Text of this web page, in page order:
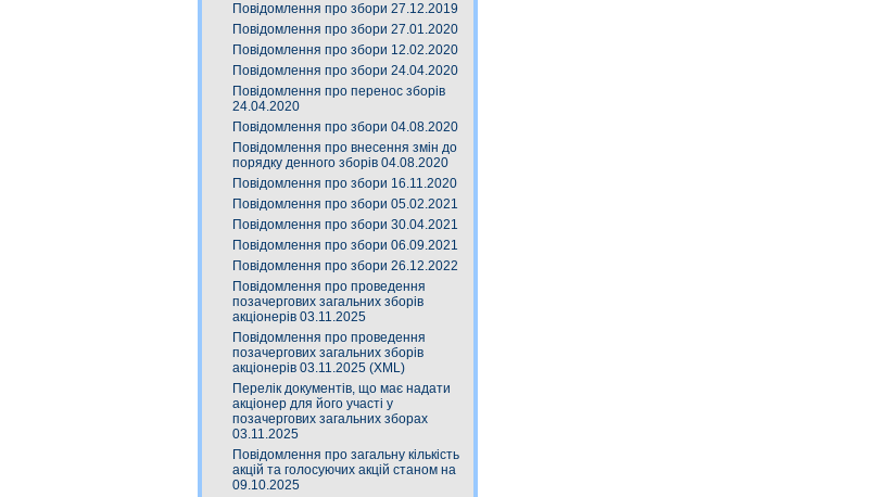
Повідомлення про збори 27.12.2019
Повідомлення про збори 27.01.2020
Повідомлення про збори 12.02.2020
Повідомлення про збори 24.04.2020
Повідомлення про перенос зборів
24.04.2020
Повідомлення про збори 04.08.2020
Повідомлення про внесення змін до
порядку денного зборів 04.08.2020
Повідомлення про збори 16.11.2020
Повідомлення про збори 05.02.2021
Повідомлення про збори 30.04.2021
Повідомлення про збори 06.09.2021
Повідомлення про збори 26.12.2022
Повідомлення про проведення
позачергових загальних зборів
акціонерів 03.11.2025
Повідомлення про проведення
позачергових загальних зборів
акціонерів 03.11.2025 (XML)
Перелік документів, що має надати
акціонер для його участі у
позачергових загальних зборах
03.11.2025
Повідомлення про загальну кількість
акцій та голосуючих акцій станом на
09.10.2025